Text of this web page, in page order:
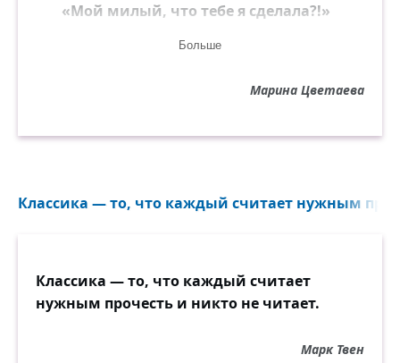
«Мой милый, что тебе я сделала?!»
Вчера ещё — в ногах лежал!
Враз обе рученьки разжал, —
Я и в аду тебе скажу:
Спрошу я стул, спрошу кровать:
«За что, за что терплю и бедствую?»
Другую целовать», — ответствуют.
Больше
Марина Цветаева
Классика — то, что каждый считает нужным
Классика — то, что каждый считает
нужным прочесть и никто не читает.
Марк Твен